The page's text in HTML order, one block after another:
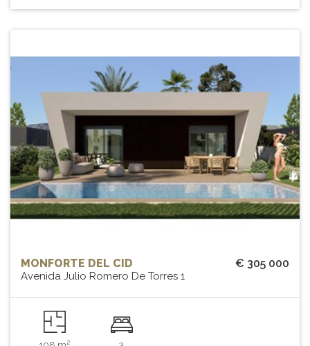
€ 305 000
MONFORTE DEL CID
Avenida Julio Romero De Torres 1